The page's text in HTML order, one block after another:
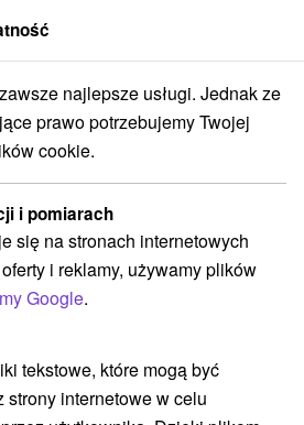
Atrakcje z adrenaliną Niskie Tatry
Niskie Tatry
Kościoły drewniane(1)
(15)
i zamkowe(1)
Chaty górskie(6) Skanseny
(5) Zamki, pałace, ruiny(1)
najlepsze usługi. Jednak ze
prawo potrzebujemy Twojej
cookie.
i pomiarach
się na stronach internetowych
i reklamy, używamy plików
Google.
tekstowe, które mogą być
internetowe w celu